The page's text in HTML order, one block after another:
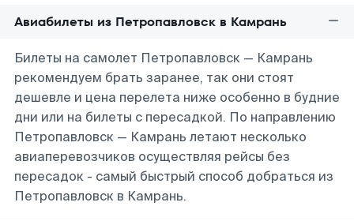
Авиабилеты из Петропавловск в Камрань
Билеты на самолет Петропавловск — Камрань
рекомендуем брать заранее, так они стоят
дешевле и цена перелета ниже особенно в будние
дни или на билеты с пересадкой. По направлению
Петропавловск — Камрань летают несколько
авиаперевозчиков осуществляя рейсы без
пересадок - самый быстрый способ добраться из
Петропавловск в Камрань.